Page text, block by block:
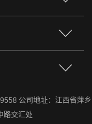
公司地址：江西省萍乡
路交汇处